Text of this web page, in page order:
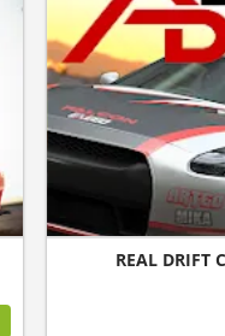
REAL DRIFT